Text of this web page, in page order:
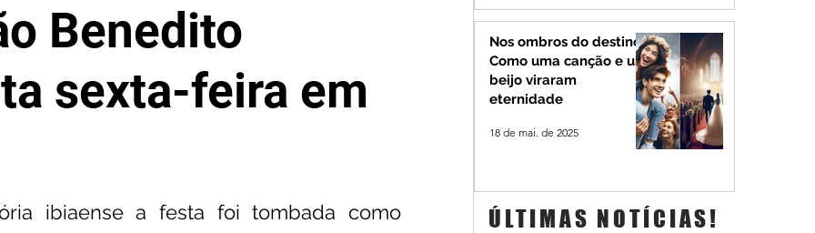
Benedito
sexta-feira em
ibiaense a festa foi tombada como
Nos ombros do destino:
Como uma canção e um
beijo viraram
eternidade
18 de mai. de 2025
ÚLTIMAS NOTÍCIAS!